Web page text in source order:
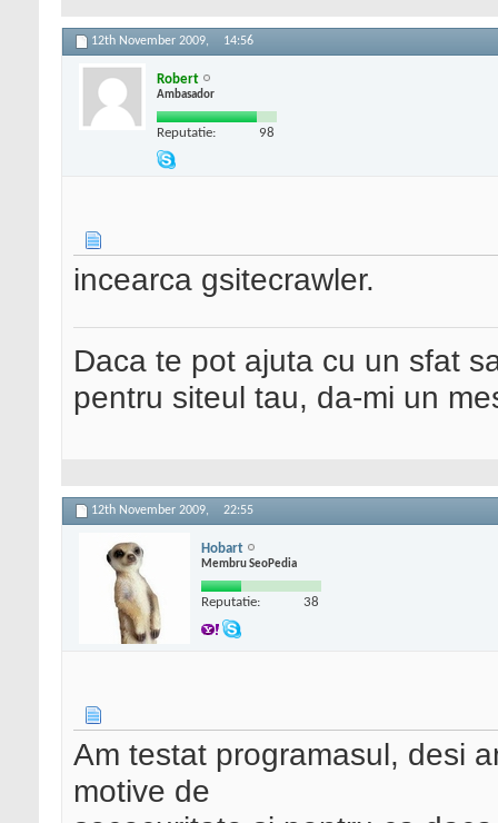
12th November 2009, 14:56
Robert
Ambasador
Reputatie: 98
incearca gsitecrawler.
Daca te pot ajuta cu un sfat
pentru siteul tau, da-mi un
12th November 2009, 22:55
Hobart
Membru SeoPedia
Reputatie: 38
Am testat programasul, desi
motive de